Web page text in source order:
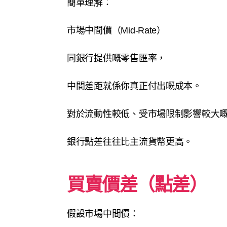
簡單理解：
市場中間價（Mid-Rate）
同銀行提供嘅零售匯率，
中間差距就係你真正付出嘅成本。
對於流動性較低、受市場限制影響較大
銀行點差往往比主流貨幣更高。
買賣價差（點差）
假設市場中間價：